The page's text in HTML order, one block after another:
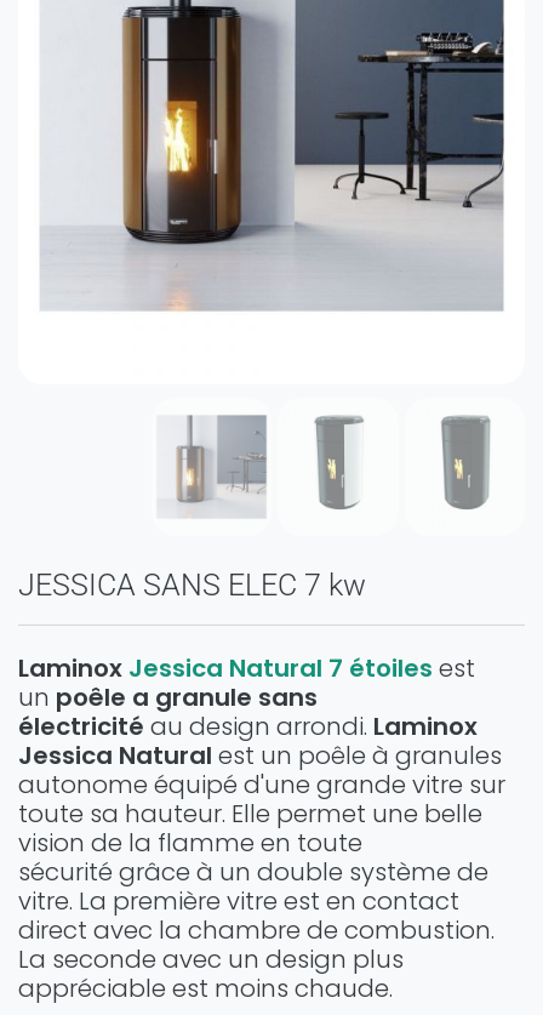
JESSICA SANS ELEC 7 kw
Laminox Jessica Natural 7 étoiles est
un poêle a granule sans
électricité au design arrondi. Laminox
Jessica Natural est un poêle à granules
autonome équipé d'une grande vitre sur
toute sa hauteur. Elle permet une belle
vision de la flamme en toute
sécurité grâce à un double système de
vitre. La première vitre est en contact
direct avec la chambre de combustion.
La seconde avec un design plus
appréciable est moins chaude.